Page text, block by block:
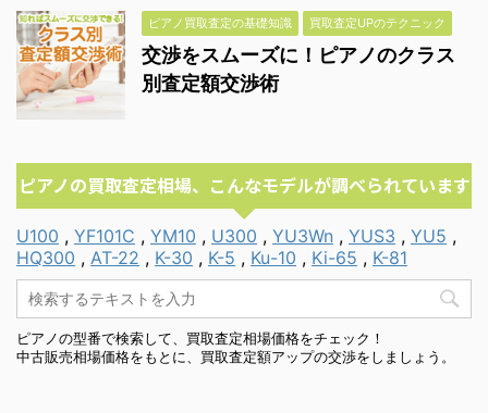
ピアノ買取査定の基礎知識 買取査定UPのテクニック
交渉をスムーズに！ピアノのクラス
別査定額交渉術
ピアノの買取査定相場、こんなモデルが調べられています
U100 , YF101C , YM10 , U300 , YU3Wn , YUS3 , YU5 ,
HQ300 , AT-22 , K-30 , K-5 , Ku-10 , Ki-65 , K-81
ピアノの型番で検索して、買取査定相場価格をチェック！
中古販売相場価格をもとに、買取査定額アップの交渉をしましょう。